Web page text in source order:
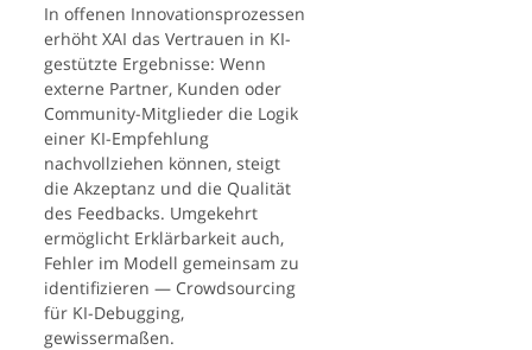
In offenen Innovationsprozessen
erhöht XAI das Vertrauen in KI-
gestützte Ergebnisse: Wenn
externe Partner, Kunden oder
Community-Mitglieder die Logik
einer KI-Empfehlung
nachvollziehen können, steigt
die Akzeptanz und die Qualität
des Feedbacks. Umgekehrt
ermöglicht Erklärbarkeit auch,
Fehler im Modell gemeinsam zu
identifizieren — Crowdsourcing
für KI-Debugging,
gewissermaßen.